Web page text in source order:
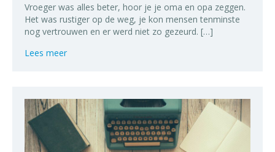
Vroeger was alles beter, hoor je je oma en opa zeggen.
Het was rustiger op de weg, je kon mensen tenminste
nog vertrouwen en er werd niet zo gezeurd. […]
Lees meerabout Oma’s schoonmaaktips; voor een snelle